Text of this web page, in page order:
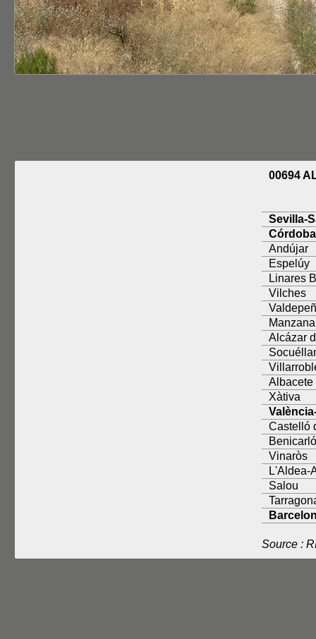
00694
Sevilla-
Andújar
Espelúy
Linares
Vilches
Alcázar
Albacete
Xàtiva
Castelló
Vinaròs
L'Aldea-
Salou
Source :